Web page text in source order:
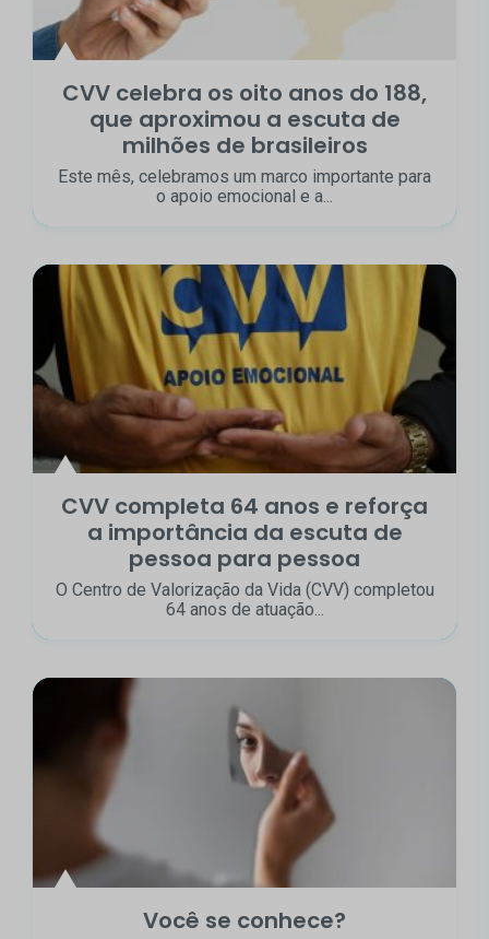
CVV celebra os oito anos do 188,
que aproximou a escuta de
milhões de brasileiros
Este mês, celebramos um marco importante para
o apoio emocional e a...
CVV completa 64 anos e reforça
a importância da escuta de
pessoa para pessoa
O Centro de Valorização da Vida (CVV) completou
64 anos de atuação...
Você se conhece?